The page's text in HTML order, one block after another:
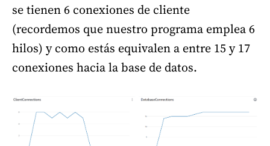
se tienen 6 conexiones de cliente
(recordemos que nuestro programa emplea 6
hilos) y como estás equivalen a entre 15 y 17
conexiones hacia la base de datos.